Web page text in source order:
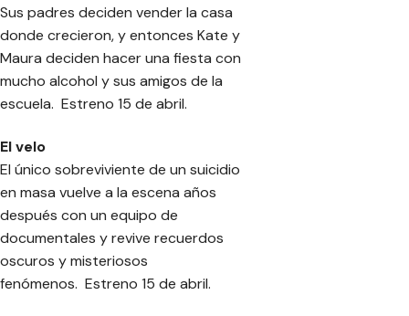
Sus padres deciden vender la casa
donde crecieron, y entonces Kate y
Maura deciden hacer una fiesta con
mucho alcohol y sus amigos de la
escuela. Estreno 15 de abril.
El velo
El único sobreviviente de un suicidio
en masa vuelve a la escena años
después con un equipo de
documentales y revive recuerdos
oscuros y misteriosos
fenómenos. Estreno 15 de abril.